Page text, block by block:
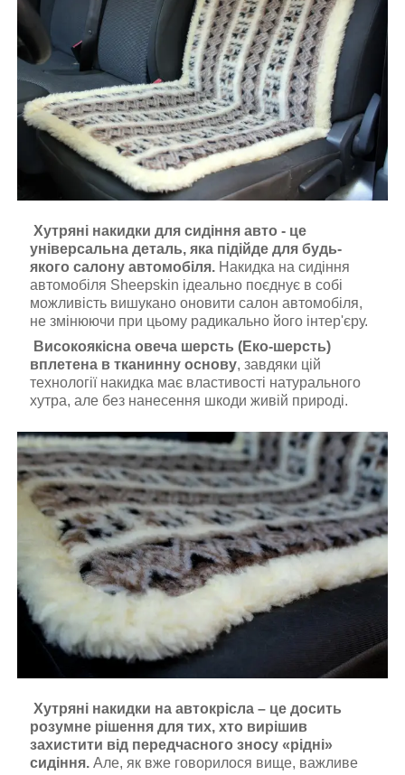
Хутряні накидки для сидіння авто - це
універсальна деталь, яка підійде для будь-
якого салону автомобіля. Накидка на сидіння
автомобіля Sheepskin ідеально поєднує в собі
можливість вишукано оновити салон автомобіля,
не змінюючи при цьому радикально його інтер'єру.
Високоякісна овеча шерсть (Еко-шерсть)
вплетена в тканинну основу, завдяки цій
технології накидка має властивості натурального
хутра, але без нанесення шкоди живій природі.
Хутряні накидки на автокрісла – це досить
розумне рішення для тих, хто вирішив
захистити від передчасного зносу «рідні»
сидіння. Але, як вже говорилося вище, важливе